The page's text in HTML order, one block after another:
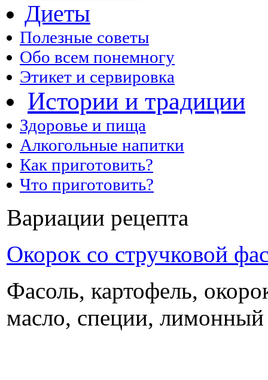
Диеты
Полезные советы
Обо всем понемногу
Этикет и сервировка
Истории и традиции
Здоровье и пища
Алкогольные напитки
Как приготовить?
Что приготовить?
Вариации рецепта
Окорок со стручковой
Фасоль, картофель,
масло, специи, лимонный